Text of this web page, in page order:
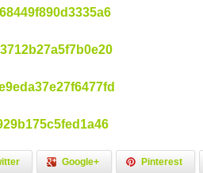
Google+ Pinterest